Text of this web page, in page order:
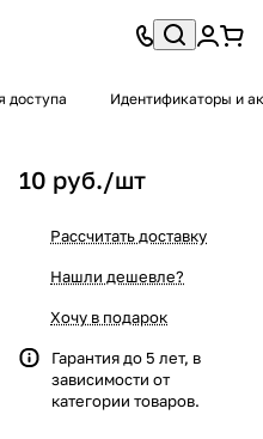
доступа Идентификаторы и
10 руб./шт
Рассчитать доставку
Нашли дешевле?
Хочу в подарок
Гарантия до 5 лет, в
зависимости от
категории товаров.